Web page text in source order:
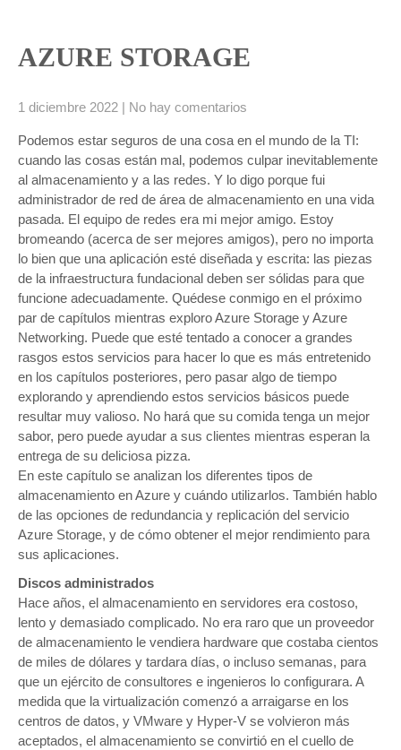
AZURE STORAGE
1 diciembre 2022 | No hay comentarios
Podemos estar seguros de una cosa en el mundo de la TI:
cuando las cosas están mal, podemos culpar inevitablemente
al almacenamiento y a las redes. Y lo digo porque fui
administrador de red de área de almacenamiento en una vida
pasada. El equipo de redes era mi mejor amigo. Estoy
bromeando (acerca de ser mejores amigos), pero no importa
lo bien que una aplicación esté diseñada y escrita: las piezas
de la infraestructura fundacional deben ser sólidas para que
funcione adecuadamente. Quédese conmigo en el próximo
par de capítulos mientras exploro Azure Storage y Azure
Networking. Puede que esté tentado a conocer a grandes
rasgos estos servicios para hacer lo que es más entretenido
en los capítulos posteriores, pero pasar algo de tiempo
explorando y aprendiendo estos servicios básicos puede
resultar muy valioso. No hará que su comida tenga un mejor
sabor, pero puede ayudar a sus clientes mientras esperan la
entrega de su deliciosa pizza.
En este capítulo se analizan los diferentes tipos de
almacenamiento en Azure y cuándo utilizarlos. También hablo
de las opciones de redundancia y replicación del servicio
Azure Storage, y de cómo obtener el mejor rendimiento para
sus aplicaciones.
Discos administrados
Hace años, el almacenamiento en servidores era costoso,
lento y demasiado complicado. No era raro que un proveedor
de almacenamiento le vendiera hardware que costaba cientos
de miles de dólares y tardara días, o incluso semanas, para
que un ejército de consultores e ingenieros lo configurara. A
medida que la virtualización comenzó a arraigarse en los
centros de datos, y VMware y Hyper-V se volvieron más
aceptados, el almacenamiento se convirtió en el cuello de